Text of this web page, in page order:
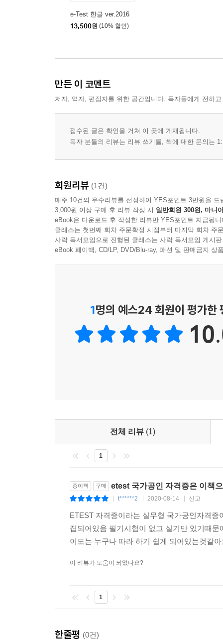
e-Test 한글 ver.2016
13,500원 (10% 할인)
만든 이 코멘트
저자, 역자, 편집자를 위한 공간입니다. 독자들에게 전하
접수된 글은 확인을 거쳐 이 곳에 게재됩니다.
독자 분들의 리뷰는 리뷰 쓰기를, 책에 대한 문의는
회원리뷰 (1건)
매주 10건의 우수리뷰를 선정하여 YES포인트 3만원을 드
3,000원 이상 구매 후 리뷰 작성 시 일반회원 300원, 마니
eBook은 다운로드 후 작성한 리뷰만 YES포인트 지급됩니
클래스는 첫번째 회차 주문확정 시점부터 마지막 회차 주
사락 독서모임으로 진행된 클래스는 사락 독서모임 게시
eBook 페이백, CD/LP, DVD/Blu-ray, 패션 및 판매금지 상
1명의 예스24 회원이 평가한
전체 리뷰 (1)
1
종이책 구매 etest 국가공인 자격증은 이책
t******2 2020-08-14 신고
ETEST 자격증이라는 실무형 국가공인자격
집되어있음 필기시험이 없고 실기만 있기때
이도는 누구나 따라 하기 쉽게 되어있는것같
이 리뷰가 도움이 되었나요?
1
한줄평 (0건)